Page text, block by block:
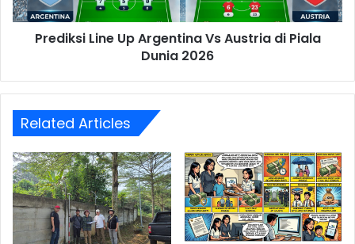
Piala
Dunia
2026Prediksi Line Up Argentina Vs Austria di Piala
Dunia 2026
Related Articles